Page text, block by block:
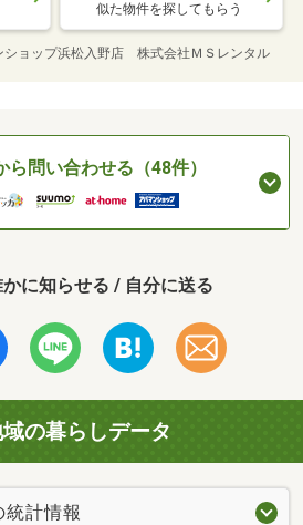
似た物件を探してもらう
ショップ浜松入野店 株式会社ＭＳレンタル
ら問い合わせる（48件）
に知らせる / 自分に送る
の暮らしデータ
計情報